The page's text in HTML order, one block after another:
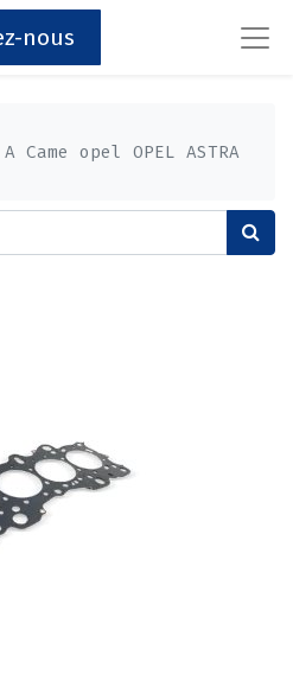
nous
opel OPEL ASTRA